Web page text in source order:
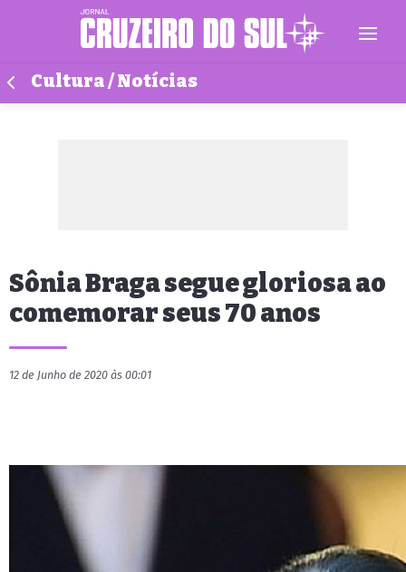
Cultura / Notícias
Sônia Braga segue gloriosa ao
comemorar seus 70 anos
12 de Junho de 2020 às 00:01